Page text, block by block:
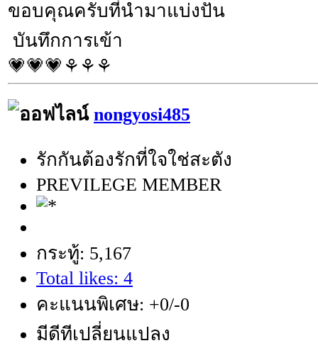
ขอบคุณครับที่นำมาแบ่งปัน
บันทึกการเข้า
💗💗💗⚘⚘⚘
nongyosi485
รักกันต้องรักที่ใจใช่สะตัง
PREVILEGE MEMBER
กระทู้: 5,167
Total likes: 4
คะแนนพิเศษ: +0/-0
มีดีทีเปลี่ยนแปลง